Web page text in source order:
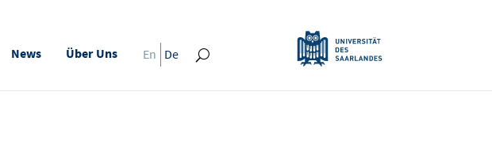
News Über Uns En De